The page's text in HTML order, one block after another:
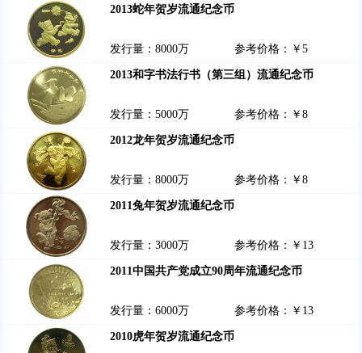
2013蛇年贺岁流通纪念币
发行量：8000万 参考价格：￥5
2013和字书法行书（第三组）流通纪念币
发行量：5000万 参考价格：￥8
2012龙年贺岁流通纪念币
发行量：8000万 参考价格：￥8
2011兔年贺岁流通纪念币
发行量：3000万 参考价格：￥13
2011中国共产党成立90周年流通纪念币
发行量：6000万 参考价格：￥13
2010虎年贺岁流通纪念币